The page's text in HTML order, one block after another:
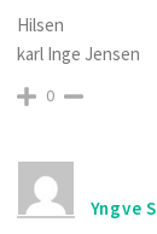
Hilsen
karl Inge Jensen
0
Yngve S